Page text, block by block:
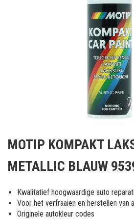
het
van
afbeeldingen-
gallerij
MOTIP KOMPAKT
METALLIC BLAUW
Kwalitatief hoogwaardige auto
Voor het verfraaien en herstellen van
Originele autokleur codes